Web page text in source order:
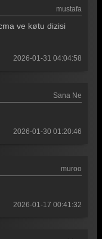
mustafa
ve køtu dizisi
2026-01-31 04:04:58
Sana Ne
2026-01-30 01:20:46
muroo
2026-01-17 00:41:32